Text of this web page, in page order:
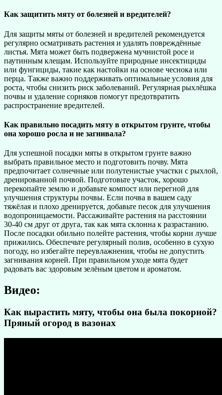
Как защитить мяту от болезней и вредителей?
Для защиты мяты от болезней и вредителей рекомендуется
регулярно осматривать растения и удалять повреждённые
листья. Мята может быть подвержена мучнистой росе и
паутинным клещам. Используйте природные инсектициды
или фунгициды, такие как настойки на основе чеснока или
перца. Также важно поддерживать оптимальные условия для
роста, чтобы снизить риск заболеваний. Регулярная рыхлёшка
почвы и удаление сорняков помогут предотвратить
распространение вредителей.
Как правильно посадить мяту в открытом грунте, чтобы
она хорошо росла и не загнивала?
Для успешной посадки мяты в открытом грунте важно
выбрать правильное место и подготовить почву. Мята
предпочитает солнечные или полутенистые участки с рыхлой,
дренированной почвой. Подготовьте участок, хорошо
перекопайте землю и добавьте компост или перегной для
улучшения структуры почвы. Если почва в вашем саду
тяжёлая и плохо дренируется, добавьте песок для улучшения
водопроницаемости. Рассаживайте растения на расстоянии
30-40 см друг от друга, так как мята склонна к разрастанию.
После посадки обильно полейте растения, чтобы корни лучше
прижились. Обеспечьте регулярный полив, особенно в сухую
погоду, но избегайте переувлажнения, чтобы не допустить
загнивания корней. При правильном уходе мята будет
радовать вас здоровым зелёным цветом и ароматом.
Видео:
Как вырастить мяту, чтобы она была покорной?
Пряный огород в вазонах